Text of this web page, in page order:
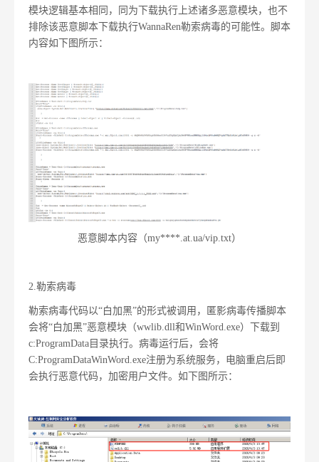
模块逻辑基本相同，同为下载执行上述诸多恶意模块，也不
排除该恶意脚本下载执行WannaRen勒索病毒的可能性。脚本
内容如下图所示：
恶意脚本内容（my****.at.ua/vip.txt）
2.勒索病毒
勒索病毒代码以“白加黑”的形式被调用，匿影病毒传播脚本
会将“白加黑”恶意模块（wwlib.dll和WinWord.exe）下载到
c:ProgramData目录执行。病毒运行后，会将
C:ProgramDataWinWord.exe注册为系统服务，电脑重启后即
会执行恶意代码，加密用户文件。如下图所示：